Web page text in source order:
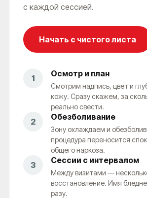
с каждой сессией.
Начать с чистого листа
1 Осмотр и план
Смотрим надпись, цвет и
кожу. Сразу скажем, за
реально свести.
2 Обезболивание
Зону охлаждаем и
процедура переносится
общего наркоза.
3 Сессии с интервалом
Между визитами —
восстановление. Имя
разу.